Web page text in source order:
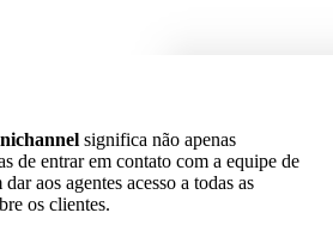
significa não apenas
de entrar em contato com a equipe de
aos agentes acesso a todas as
os clientes.